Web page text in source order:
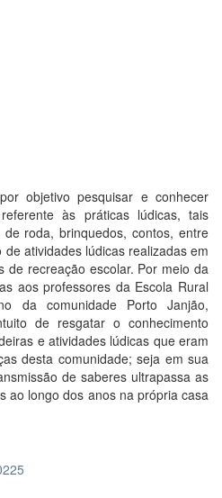
objetivo pesquisar e conhecer
às práticas lúdicas, tais
roda, brinquedos, contos, entre
atividades lúdicas realizadas em
de recreação escolar. Por meio da
aos professores da Escola Rural
da comunidade Porto Janjão,
de resgatar o conhecimento
e atividades lúdicas que eram
desta comunidade; seja em sua
de saberes ultrapassa as
ao longo dos anos na própria casa